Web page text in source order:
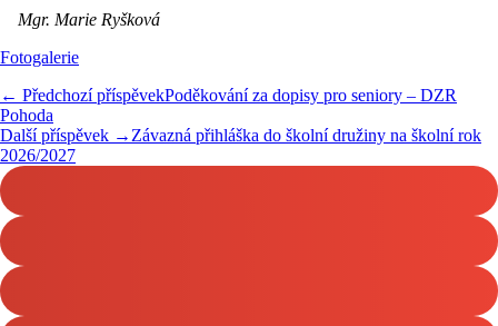
Mgr. Marie Ryšková
Fotogalerie
← Předchozí příspěvekPoděkování za dopisy pro seniory – DZR
Pohoda
Další příspěvek → Závazná přihláška do školní družiny na školní rok
2026/2027